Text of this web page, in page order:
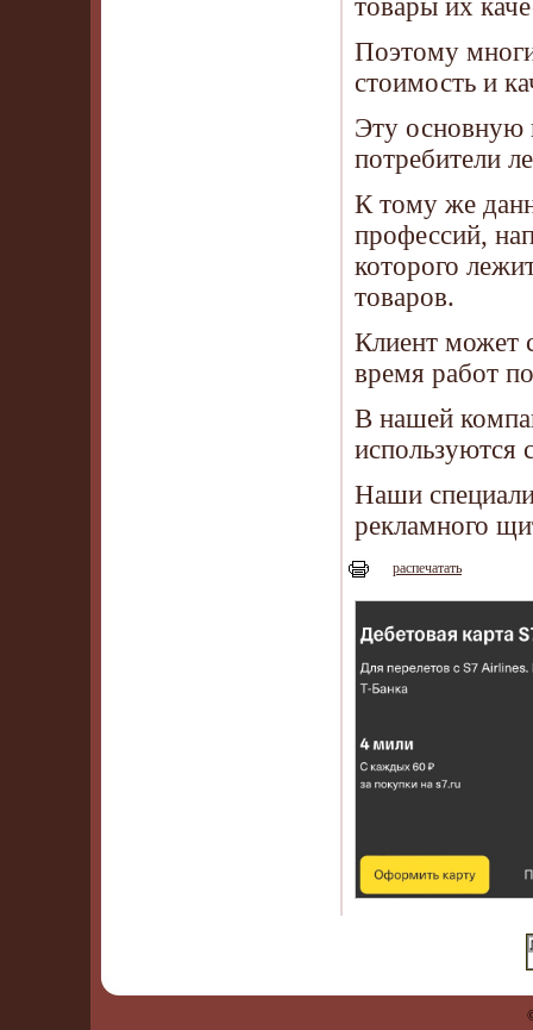
товары их
Поэтому
стоимость и
Эту основную
потребители
К тому же
профессий,
которого
товаров.
Клиент может
время работ
В нашей
используются
Наши
рекламного
распечатать